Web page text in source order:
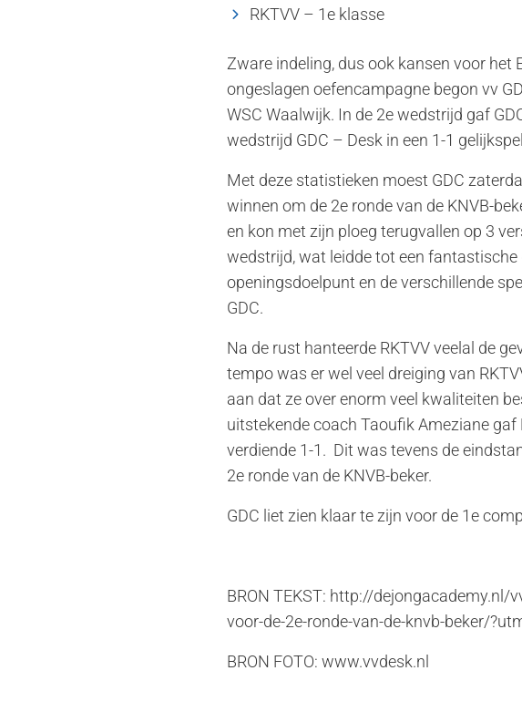
RKTVV – 1e klasse
Zware indeling, dus ook kansen voor het
ongeslagen oefencampagne begon vv
WSC Waalwijk. In de 2e wedstrijd gaf
wedstrijd GDC – Desk in een 1-1
Met deze statistieken moest GDC
winnen om de 2e ronde van de KNVB-
en kon met zijn ploeg terugvallen op 3
wedstrijd, wat leidde tot een
openingsdoelpunt en de verschillende
GDC.
Na de rust hanteerde RKTVV veelal de
tempo was er wel veel dreiging van
aan dat ze over enorm veel kwaliteiten
uitstekende coach Taoufik Ameziane
verdiende 1-1. Dit was tevens de
2e ronde van de KNVB-beker.
GDC liet zien klaar te zijn voor de 1e
BRON TEKST: http://
voor-de-2e-ronde-van-de-knvb-beker/
BRON FOTO: www.vvdesk.nl